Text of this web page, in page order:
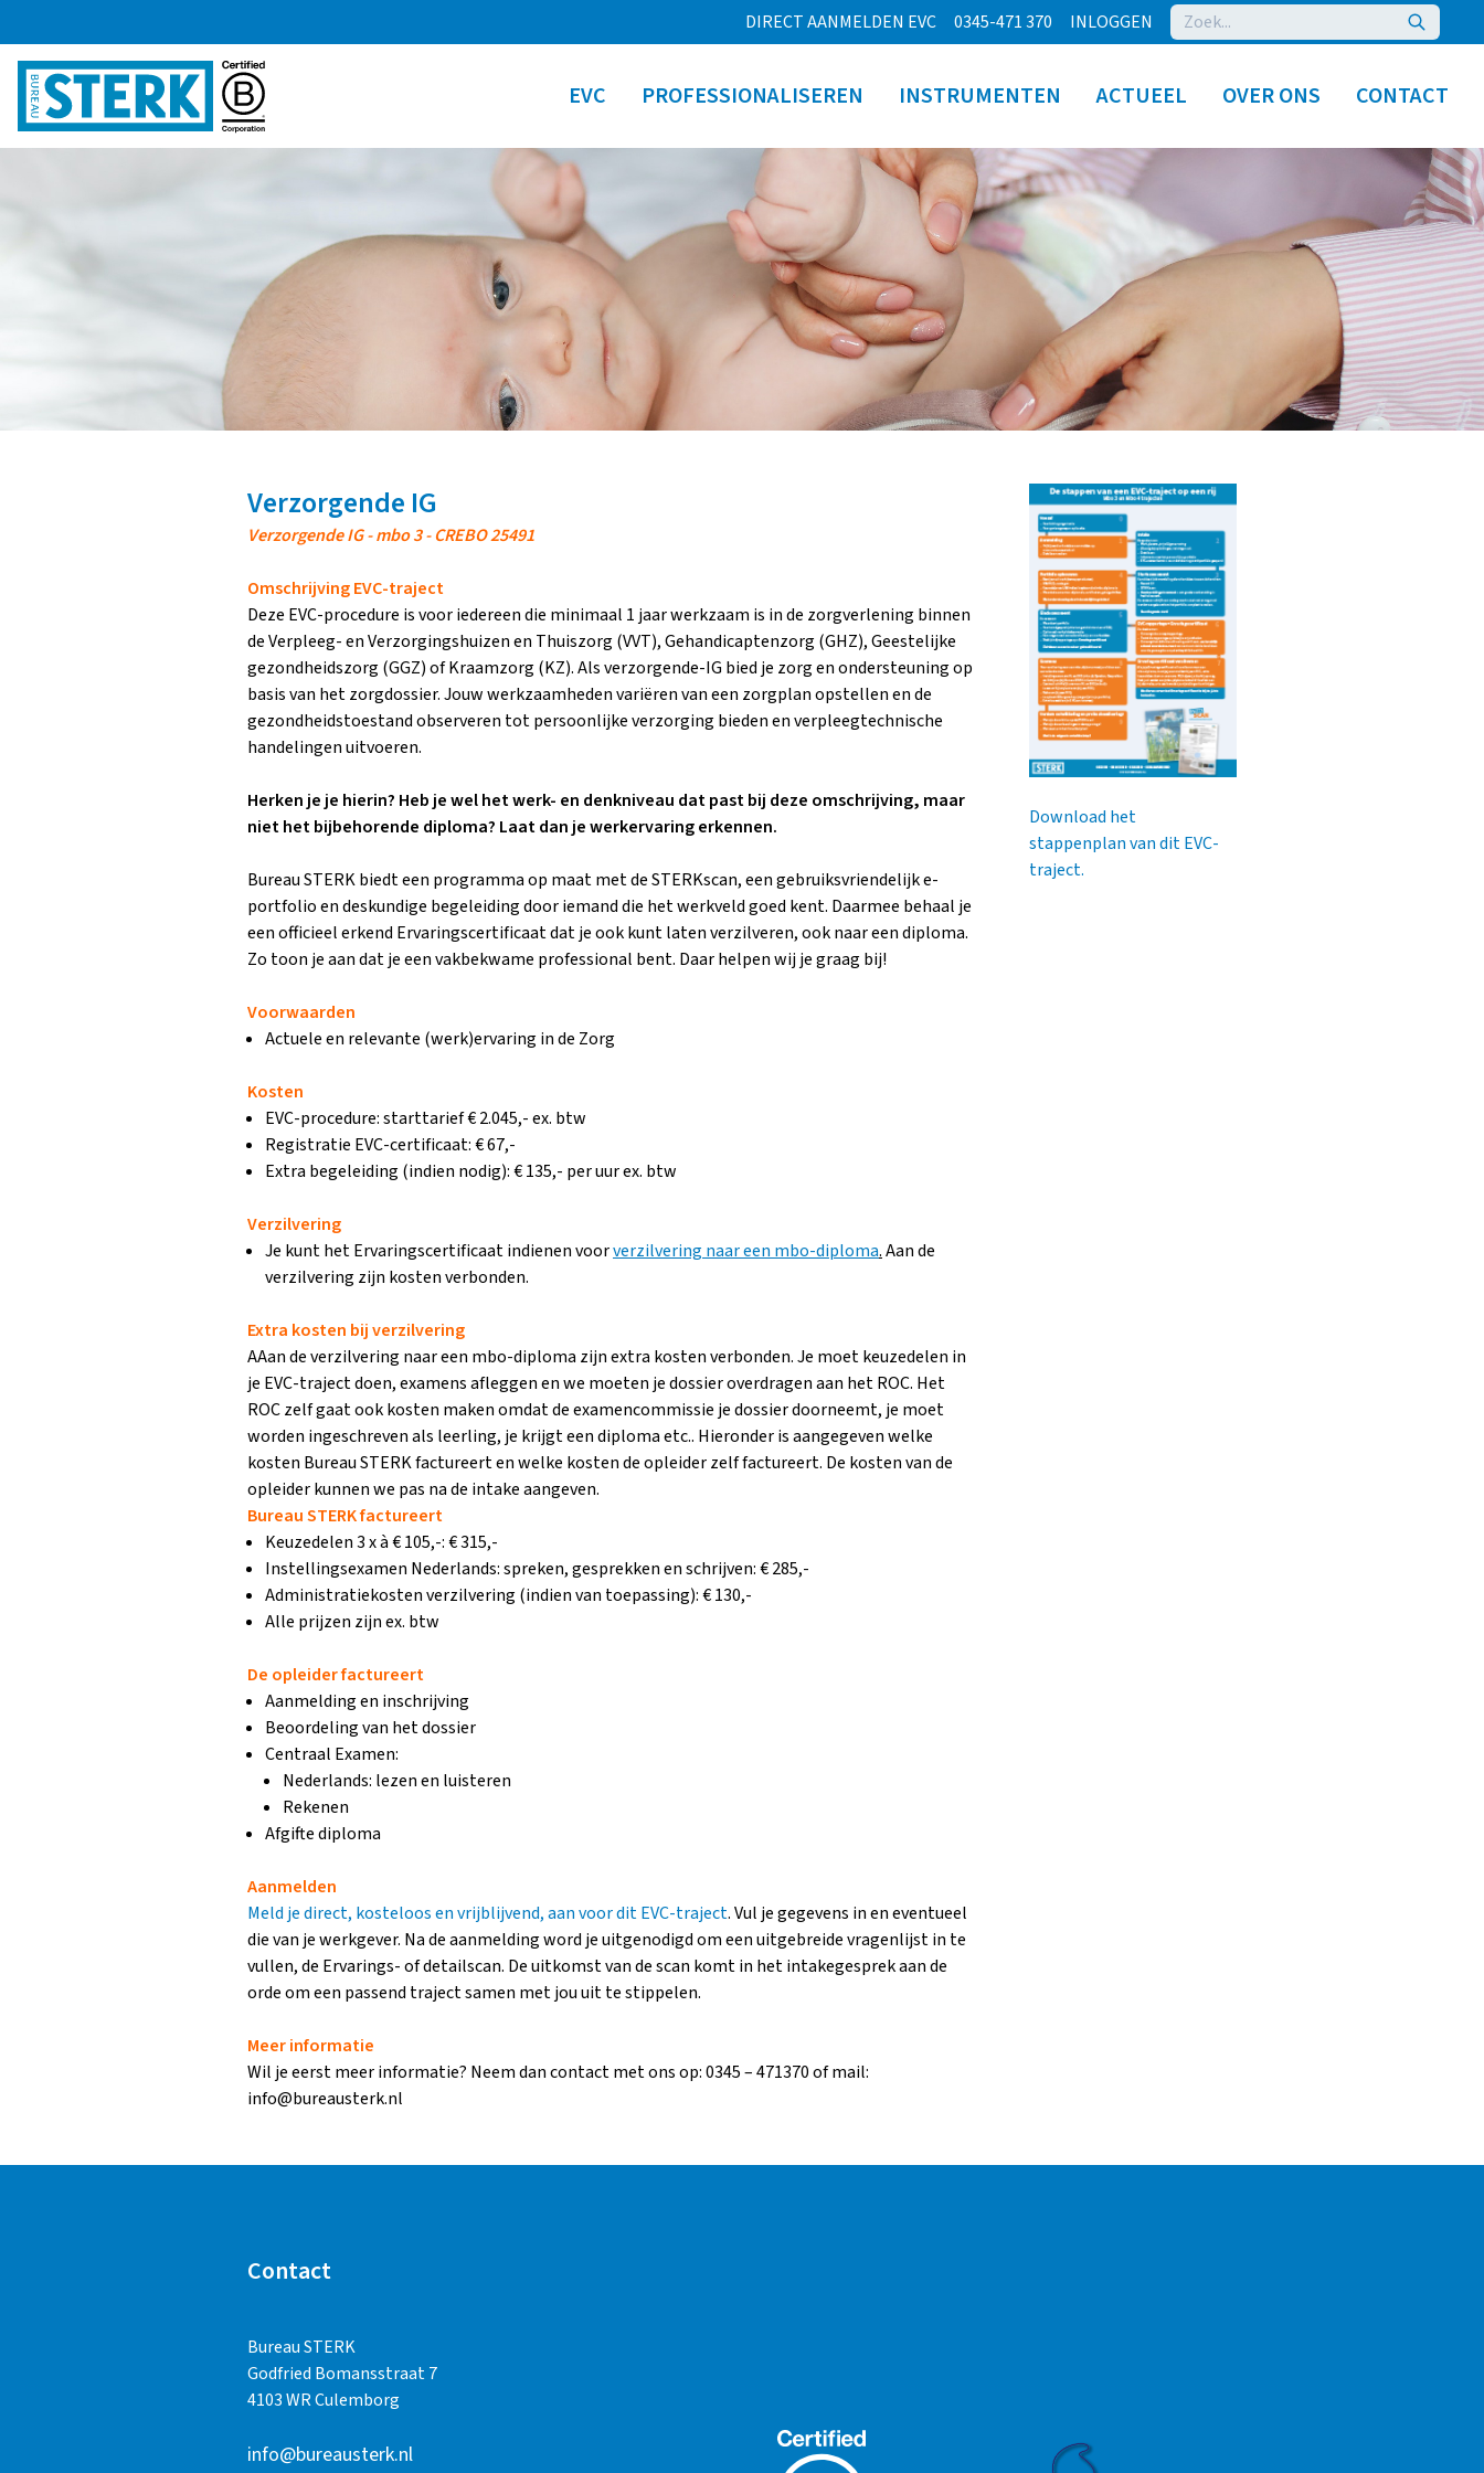
DIRECT AANMELDEN EVC 0345-471 370 INLOGGEN
EVC PROFESSIONALISEREN INSTRUMENTEN ACTUEEL OVER ONS CONTACT
Verzorgende IG
Verzorgende IG - mbo 3 - CREBO 25491
Omschrijving EVC-traject
Deze EVC-procedure is voor iedereen die minimaal 1 jaar werkzaam is in de zorgverlening binnen
de Verpleeg- en Verzorgingshuizen en Thuiszorg (VVT), Gehandicaptenzorg (GHZ), Geestelijke
gezondheidszorg (GGZ) of Kraamzorg (KZ). Als verzorgende-IG bied je zorg en ondersteuning op
basis van het zorgdossier. Jouw werkzaamheden variëren van een zorgplan opstellen en de
gezondheidstoestand observeren tot persoonlijke verzorging bieden en verpleegtechnische
handelingen uitvoeren.
Herken je je hierin? Heb je wel het werk- en denkniveau dat past bij deze omschrijving, maar
niet het bijbehorende diploma? Laat dan je werkervaring erkennen.
Bureau STERK biedt een programma op maat met de STERKscan, een gebruiksvriendelijk e-
portfolio en deskundige begeleiding door iemand die het werkveld goed kent. Daarmee behaal je
een officieel erkend Ervaringscertificaat dat je ook kunt laten verzilveren, ook naar een diploma.
Zo toon je aan dat je een vakbekwame professional bent. Daar helpen wij je graag bij!
Voorwaarden
Actuele en relevante (werk)ervaring in de Zorg
Kosten
EVC-procedure: starttarief € 2.045,- ex. btw
Registratie EVC-certificaat: € 67,-
Extra begeleiding (indien nodig): € 135,- per uur ex. btw
Verzilvering
Je kunt het Ervaringscertificaat indienen voorverzilvering naar een mbo-diploma.Aan de
verzilvering zijn kosten verbonden.
Extra kosten bij verzilvering
AAan de verzilvering naar een mbo-diploma zijn extra kosten verbonden. Je moet keuzedelen in
je EVC-traject doen, examens afleggen en we moeten je dossier overdragen aan het ROC. Het
ROC zelf gaat ook kosten maken omdat de examencommissie je dossier doorneemt, je moet
worden ingeschreven als leerling, je krijgt een diploma etc.. Hieronder is aangegeven welke
kosten Bureau STERK factureert en welke kosten de opleider zelf factureert. De kosten van de
opleider kunnen we pas na de intake aangeven.
Bureau STERK factureert
Keuzedelen 3 x à € 105,-: € 315,-
Instellingsexamen Nederlands: spreken, gesprekken en schrijven: € 285,-
Administratiekosten verzilvering (indien van toepassing): € 130,-
Alle prijzen zijn ex. btw
De opleider factureert
Aanmelding en inschrijving
Beoordeling van het dossier
Centraal Examen:
Nederlands: lezen en luisteren
Rekenen
Afgifte diploma
Aanmelden
Meld je direct, kosteloos en vrijblijvend, aan voor dit EVC-traject. Vul je gegevens in en eventueel
die van je werkgever. Na de aanmelding word je uitgenodigd om een uitgebreide vragenlijst in te
vullen, de Ervarings- of detailscan. De uitkomst van de scan komt in het intakegesprek aan de
orde om een passend traject samen met jou uit te stippelen.
Meer informatie
Wil je eerst meer informatie? Neem dan contact met ons op: 0345 – 471370 of mail:
info@bureausterk.nl
Download het
stappenplan van dit EVC-
traject.
Contact
Bureau STERK
Godfried Bomansstraat 7
4103 WR Culemborg
info@bureausterk.nl